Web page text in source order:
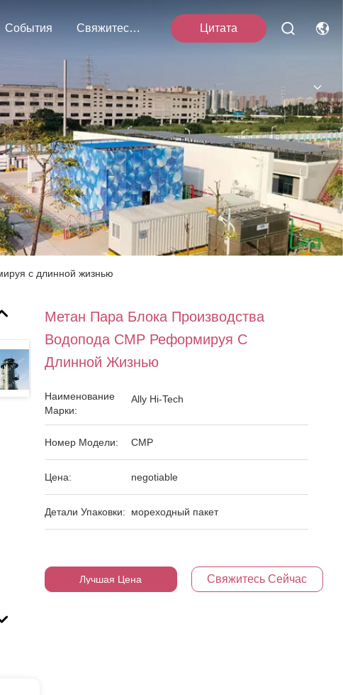
События Свяжитесь С Нами Цитата
с длинной жизнью
Метан Пара Блока Производства
Водопода СМР Реформируя С
Длинной Жизнью
Наименование
Марки:
Ally Hi-Tech
Номер Модели: СМР
Цена: negotiable
Детали Упаковки: мореходный пакет
Лучшая Цена Свяжитесь Сейчас